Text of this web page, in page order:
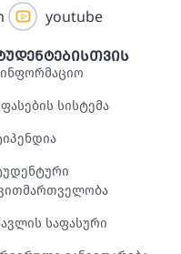
youtube
სისტემა
საფასური